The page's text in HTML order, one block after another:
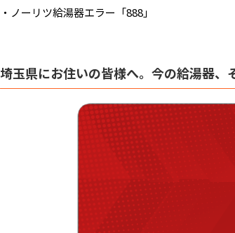
・ノーリツ給湯器エラー「888」
埼玉県にお住いの皆様へ。今の給湯器